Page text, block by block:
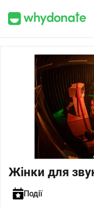
Жінки для
Події